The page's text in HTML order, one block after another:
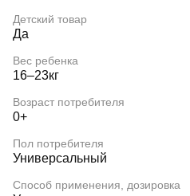
Детский товар
Да
Вес ребенка
16–23кг
Возраст потребителя
0+
Пол потребителя
Универсальный
Способ применения, дозировка